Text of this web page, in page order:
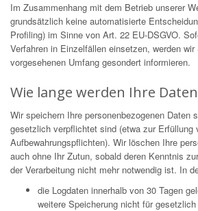
Im Zusammenhang mit dem Betrieb unserer
grundsätzlich keine automatisierte
Profiling) im Sinne von Art. 22 EU-DSGVO.
Verfahren in Einzelfällen einsetzen, werden
vorgesehenen Umfang gesondert informieren.
Wie lange werden Ihre
Wir speichern Ihre personenbezogenen Daten
gesetzlich verpflichtet sind (etwa zur Erfüllung
Aufbewahrungspflichten). Wir löschen Ihre
auch ohne Ihr Zutun, sobald deren Kenntnis
der Verarbeitung nicht mehr notwendig ist. In
die Logdaten innerhalb von 30 Tagen
weitere Speicherung nicht für